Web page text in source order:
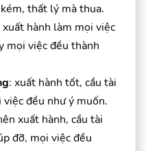
thất lý mà thua.
xuất hành làm mọi việc
mọi việc đều thành
: xuất hành tốt, cầu tài
đều như ý muốn.
xuất hành, cầu tài
đỡ, mọi việc đều